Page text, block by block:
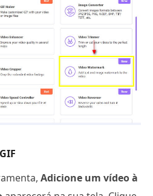
Adicione um vídeo à